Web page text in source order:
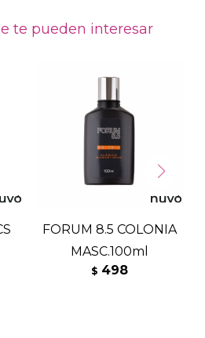
te pueden interesar
FORUM 8.5 COLONIA
MASC.100ml
$ 498